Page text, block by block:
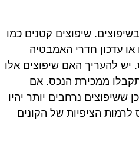
שיפוצים קטנים כמו
עדכון חדרי האמבטיה
להעריך האם שיפוצים אלו
ממכירת הנכס. אם
ששיפוצים נרחבים יותר יהיו
הציפיות של הקונים